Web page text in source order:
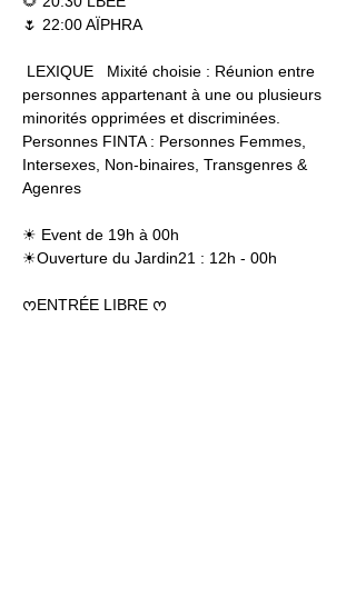
🌷 22:00 AÏPHRA
personnes appartenant à une ou plusieurs
minorités opprimées et discriminées.
Personnes FINTA : Personnes Femmes,
Intersexes, Non-binaires, Transgenres &
Agenres
☀ Event de 19h à 00h
☀Ouverture du Jardin21 : 12h - 00h
ᰔENTRÉE LIBRE ᰔ